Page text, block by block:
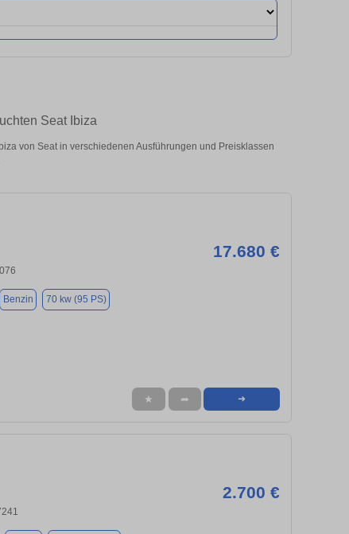
Seat Ibiza
von Seat in verschiedenen Ausführungen und Preisklassen
17.680 €
Benzin 70 kw (95 PS)
★ ➦ ➜
2.700 €